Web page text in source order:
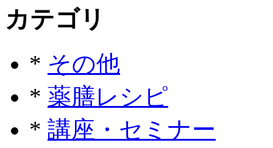
カテゴリ
* その他
* 薬膳レシピ
* 講座・セミナー